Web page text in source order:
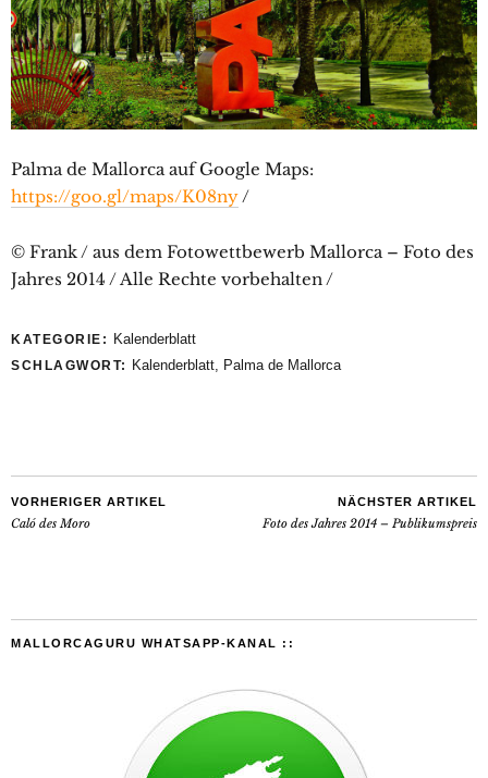
Palma de Mallorca auf Google Maps:
https://goo.gl/maps/K08ny/
© Frank / aus dem Fotowettbewerb Mallorca – Foto des
Jahres 2014 / Alle Rechte vorbehalten /
KATEGORIE: Kalenderblatt
SCHLAGWORT: Kalenderblatt Palma de Mallorca
VORHERIGER ARTIKEL
Caló des Moro
NÄCHSTER ARTIKEL
Foto des Jahres 2014 – Publikumspreis
MALLORCAGURU WHATSAPP-KANAL ::